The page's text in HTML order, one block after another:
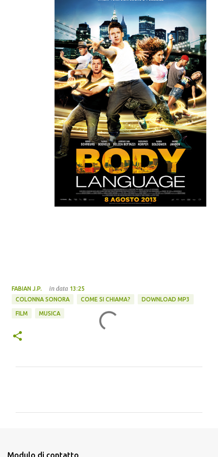
FABIAN J.P. in data 13:25
COLONNA SONORA
COME SI CHIAMA? DOWNLOAD MP3
FILM MUSICA
Modulo di contatto